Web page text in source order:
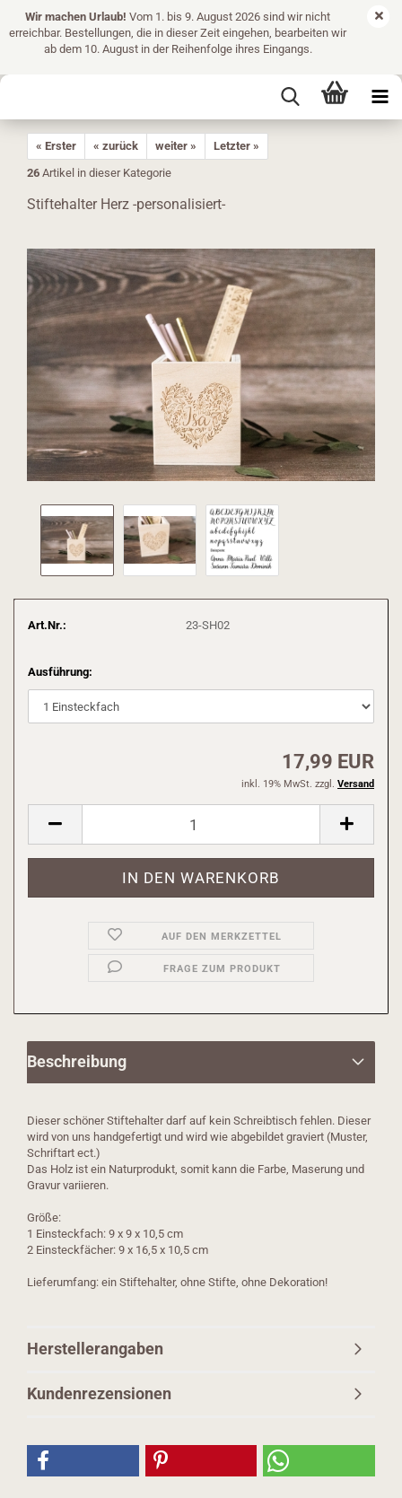
Wir machen Urlaub! Vom 1. bis 9. August 2026 sind wir nicht
erreichbar. Bestellungen, die in dieser Zeit eingehen, bearbeiten wir
ab dem 10. August in der Reihenfolge ihres Eingangs.
« Erster « zurück weiter »
Letzter »
26 Artikel in dieser Kategorie
Stiftehalter Herz -personalisiert-
Art.Nr.: 23-SH02
Ausführung:
17,99 EUR
inkl. 19% MwSt. zzgl. Versand
AUF DEN MERKZETTEL
FRAGE ZUM PRODUKT
Beschreibung
Dieser schöner Stiftehalter darf auf kein Schreibtisch fehlen. Dieser
wird von uns handgefertigt und wird wie abgebildet graviert (Muster,
Schriftart ect.)
Das Holz ist ein Naturprodukt, somit kann die Farbe, Maserung und
Gravur variieren.
Größe:
1 Einsteckfach: 9 x 9 x 10,5 cm
2 Einsteckfächer: 9 x 16,5 x 10,5 cm
Lieferumfang: ein Stiftehalter, ohne Stifte, ohne Dekoration!
Herstellerangaben
Kundenrezensionen